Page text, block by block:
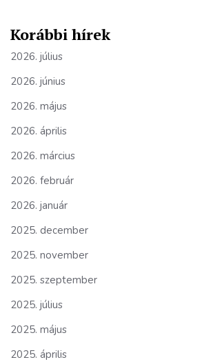
Korábbi hírek
2026. július
2026. június
2026. május
2026. április
2026. március
2026. február
2026. január
2025. december
2025. november
2025. szeptember
2025. július
2025. május
2025. április